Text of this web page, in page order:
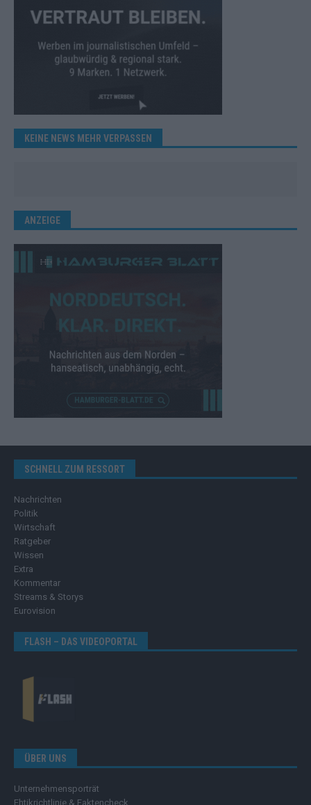
KEINE NEWS MEHR VERPASSEN
ANZEIGE
SCHNELL ZUM RESSORT
Nachrichten
Politik
Wirtschaft
Ratgeber
Wissen
Extra
Kommentar
Streams & Storys
Eurovision
FLASH – DAS VIDEOPORTAL
ÜBER UNS
Unternehmensporträt
Ehtikrichtlinie & Faktencheck